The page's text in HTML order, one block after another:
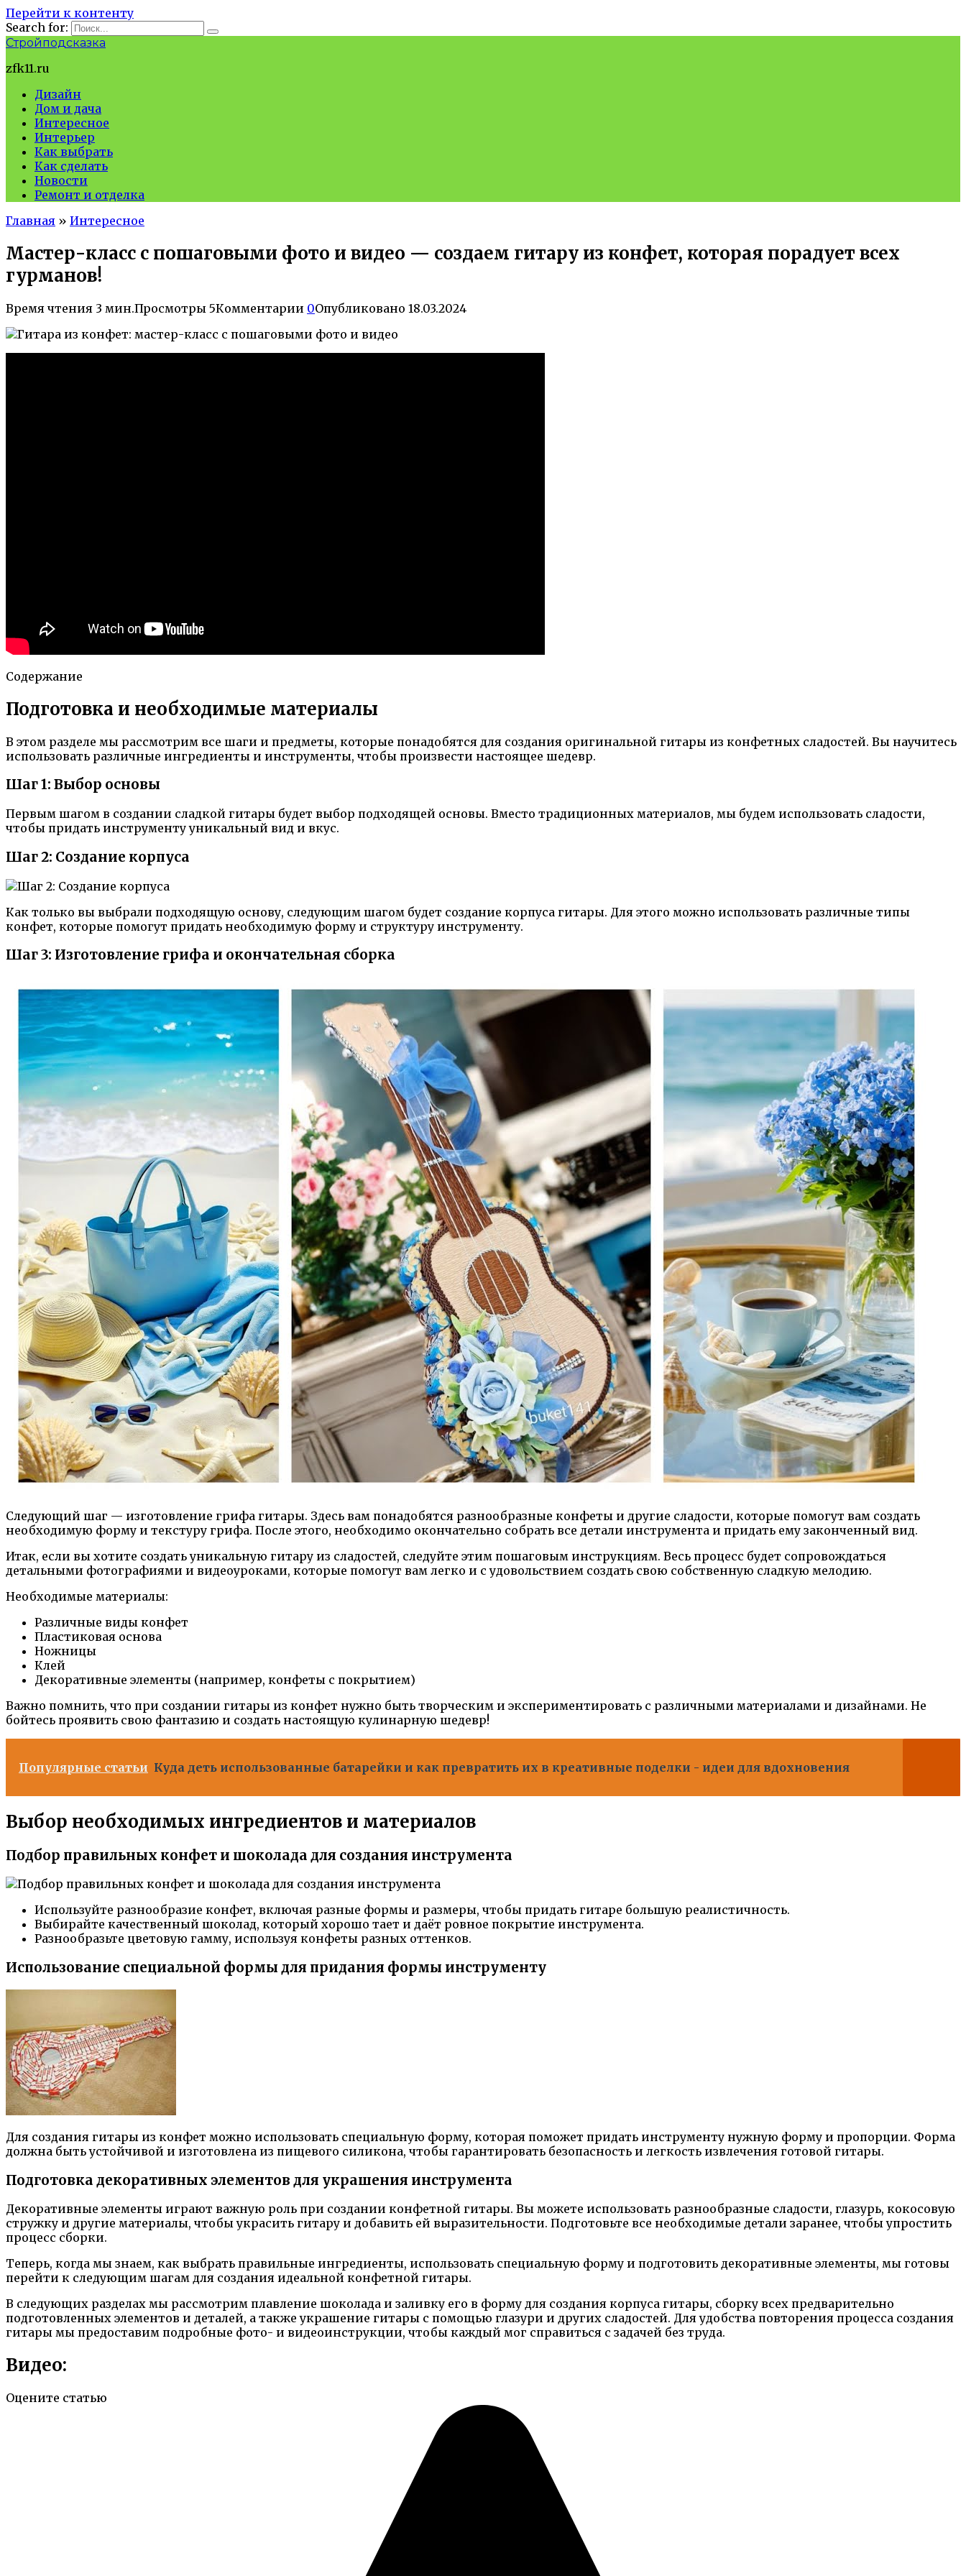
Перейти к контенту
Search for:
Стройподсказка
zfk11.ru
Дизайн
Дом и дача
Интересное
Интерьер
Как выбрать
Как сделать
Новости
Ремонт и отделка
Главная » Интересное
Мастер-класс с пошаговыми фото и видео — создаем гитару из конфет, которая порадует всех
гурманов!
Время чтения 3 мин.Просмотры 5Комментарии 0Опубликовано 18.03.2024
Содержание
Подготовка и необходимые материалы
В этом разделе мы рассмотрим все шаги и предметы, которые понадобятся для создания оригинальной гитары из конфетных сладостей. Вы научитесь
использовать различные ингредиенты и инструменты, чтобы произвести настоящее шедевр.
Шаг 1: Выбор основы
Первым шагом в создании сладкой гитары будет выбор подходящей основы. Вместо традиционных материалов, мы будем использовать сладости,
чтобы придать инструменту уникальный вид и вкус.
Шаг 2: Создание корпуса
Как только вы выбрали подходящую основу, следующим шагом будет создание корпуса гитары. Для этого можно использовать различные типы
конфет, которые помогут придать необходимую форму и структуру инструменту.
Шаг 3: Изготовление грифа и окончательная сборка
Следующий шаг — изготовление грифа гитары. Здесь вам понадобятся разнообразные конфеты и другие сладости, которые помогут вам создать
необходимую форму и текстуру грифа. После этого, необходимо окончательно собрать все детали инструмента и придать ему законченный вид.
Итак, если вы хотите создать уникальную гитару из сладостей, следуйте этим пошаговым инструкциям. Весь процесс будет сопровождаться
детальными фотографиями и видеоуроками, которые помогут вам легко и с удовольствием создать свою собственную сладкую мелодию.
Необходимые материалы:
Различные виды конфет
Пластиковая основа
Ножницы
Клей
Декоративные элементы (например, конфеты с покрытием)
Важно помнить, что при создании гитары из конфет нужно быть творческим и экспериментировать с различными материалами и дизайнами. Не
бойтесь проявить свою фантазию и создать настоящую кулинарную шедевр!
Популярные статьи Куда деть использованные батарейки и как превратить их в креативные поделки - идеи для вдохновения
Выбор необходимых ингредиентов и материалов
Подбор правильных конфет и шоколада для создания инструмента
Используйте разнообразие конфет, включая разные формы и размеры, чтобы придать гитаре большую реалистичность.
Выбирайте качественный шоколад, который хорошо тает и даёт ровное покрытие инструмента.
Разнообразьте цветовую гамму, используя конфеты разных оттенков.
Использование специальной формы для придания формы инструменту
Для создания гитары из конфет можно использовать специальную форму, которая поможет придать инструменту нужную форму и пропорции. Форма
должна быть устойчивой и изготовлена из пищевого силикона, чтобы гарантировать безопасность и легкость извлечения готовой гитары.
Подготовка декоративных элементов для украшения инструмента
Декоративные элементы играют важную роль при создании конфетной гитары. Вы можете использовать разнообразные сладости, глазурь, кокосовую
стружку и другие материалы, чтобы украсить гитару и добавить ей выразительности. Подготовьте все необходимые детали заранее, чтобы упростить
процесс сборки.
Теперь, когда мы знаем, как выбрать правильные ингредиенты, использовать специальную форму и подготовить декоративные элементы, мы готовы
перейти к следующим шагам для создания идеальной конфетной гитары.
В следующих разделах мы рассмотрим плавление шоколада и заливку его в форму для создания корпуса гитары, сборку всех предварительно
подготовленных элементов и деталей, а также украшение гитары с помощью глазури и других сладостей. Для удобства повторения процесса создания
гитары мы предоставим подробные фото- и видеоинструкции, чтобы каждый мог справиться с задачей без труда.
Видео:
Оцените статью